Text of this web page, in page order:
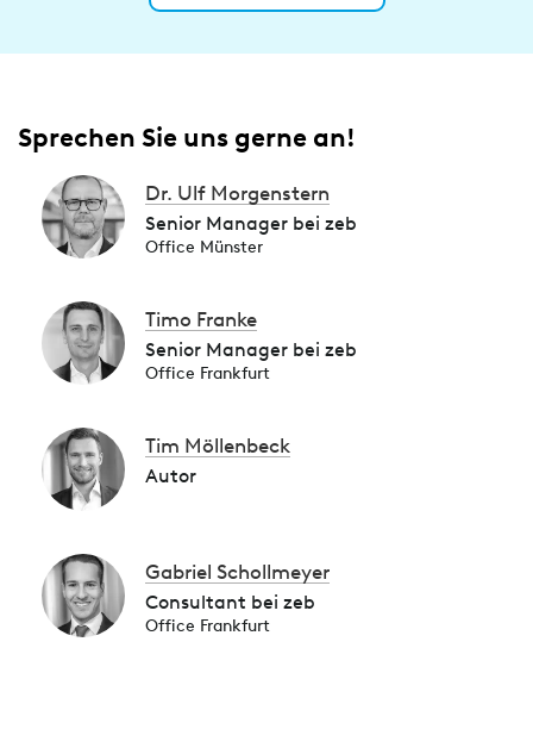
Sprechen Sie uns gerne an!
Dr. Ulf Morgenstern
Senior Manager bei zeb
Office Münster
Timo Franke
Senior Manager bei zeb
Office Frankfurt
Tim Möllenbeck
Autor
Gabriel Schollmeyer
Consultant bei zeb
Office Frankfurt